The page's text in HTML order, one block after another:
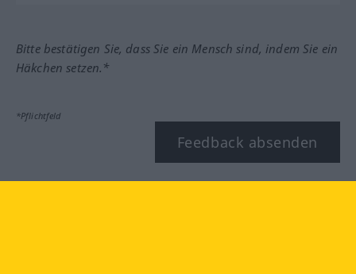
Bitte bestätigen Sie, dass Sie ein Mensch sind, indem Sie ein
Häkchen setzen.*
*Pflichtfeld
Feedback absenden